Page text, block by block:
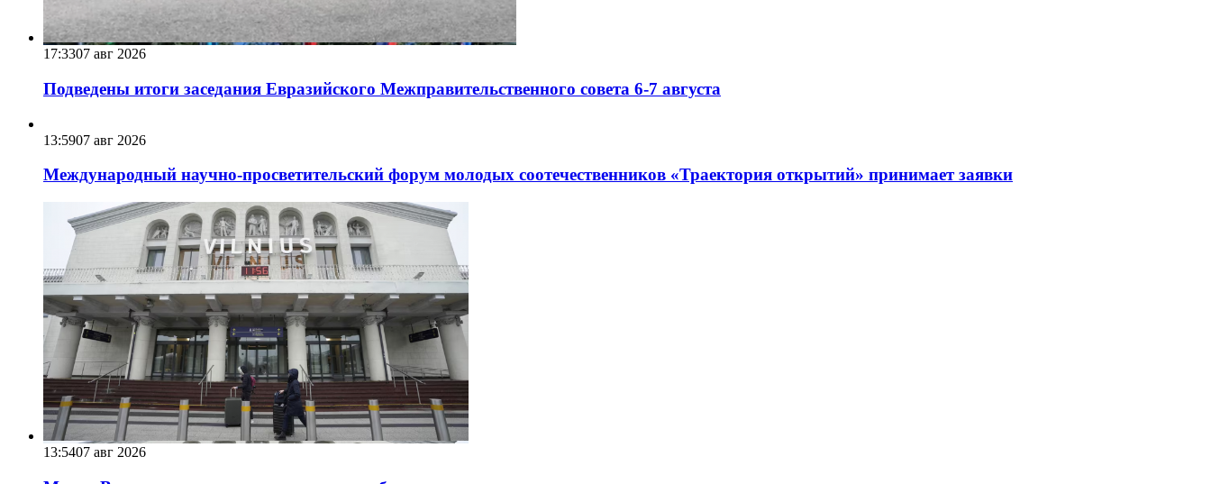
17:3307 авг 2026
Подведены итоги заседания Евразийского Межправительственного совета 6-7 августа
13:5907 авг 2026
Международный научно-просветительский форум молодых соотечественников «Траектория открытий» принимает заявки
13:5407 авг 2026